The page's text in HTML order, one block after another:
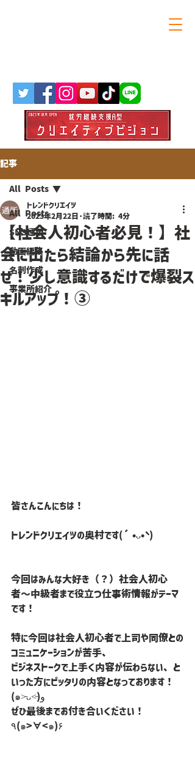
記事
All Posts
SNS運用
動画編集
名刺作成
事業所紹介
All Posts
【社会人初心者必見！】社
会に出たら結論から先に話
せ！少し意識するだけで爆裂ス
キルアップ！③
トレンドクリエイツ
2023年2月22日
読了時間: 4分
皆さんこんにちは！
トレンドクリエイツの奥村です(´•ᴗ•` )
今回はみんな大好き（？）社会人初心
者〜中級者まで役立つ仕事術情報がテーマ
です！
特に今回は社会人初心者で上司や同僚との
コミュニケーションが苦手、
ビジネストークで上手く内容が伝わらない、と
いった方にピッタリの内容となっております！
(๑˃̵ᴗ˂̵)و
ぜひ最後までお付き合いください！
٩(๑>∀<๑)۶